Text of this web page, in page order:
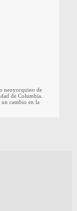
neoyorquino de
de Columbia.
cambio en la